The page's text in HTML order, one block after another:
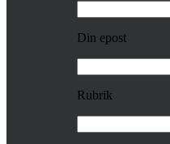
Din epost
Rubrik